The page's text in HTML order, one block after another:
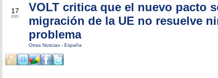
17
2021
VOLT critica que el nuevo pacto
migración de la UE no resuelve
problema
Otras Noticias - España